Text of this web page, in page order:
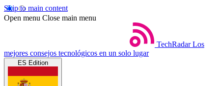
Skip to main content
Open menu Close main menu
TechRadar Los
mejores consejos tecnológicos en un solo lugar
ES Edition